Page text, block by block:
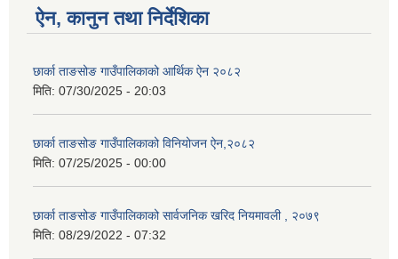
ऐन, कानुन तथा निर्देशिका
छार्का ताङसोङ गाउँपालिकाको आर्थिक ऐन २०८२
मिति: 07/30/2025 - 20:03
छार्का ताङसोङ गाउँपालिकाको विनियोजन ऐन,२०८२
मिति: 07/25/2025 - 00:00
छार्का ताङसोङ गाउँपालिकाको सार्वजनिक खरिद नियमावली , २०७९
मिति: 08/29/2022 - 07:32